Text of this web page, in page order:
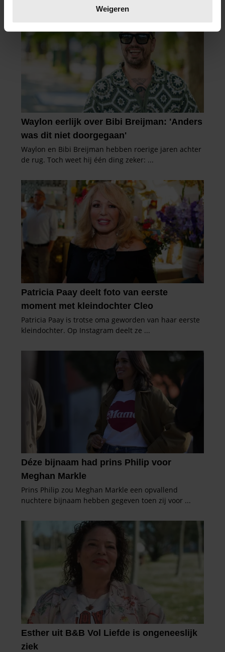
verwerkt en stel uw voorkeuren in het
intrekken in de Cookieverklaring.
We gebruiken cookies om content en advertenties te
personaliseren, om functies voor social media te bieden
en om ons websiteverkeer te analyseren. Ook delen we
informatie over uw gebruik van onze site met onze
partners voor social media, adverteren en analyse. Deze
partners kunnen deze gegevens combineren met andere
informatie die u aan ze heeft verstrekt of die ze hebben
verzameld op basis van uw gebruik van hun services. U
gaat akkoord met onze cookies als u onze website blijft
gebruiken.
Weigeren